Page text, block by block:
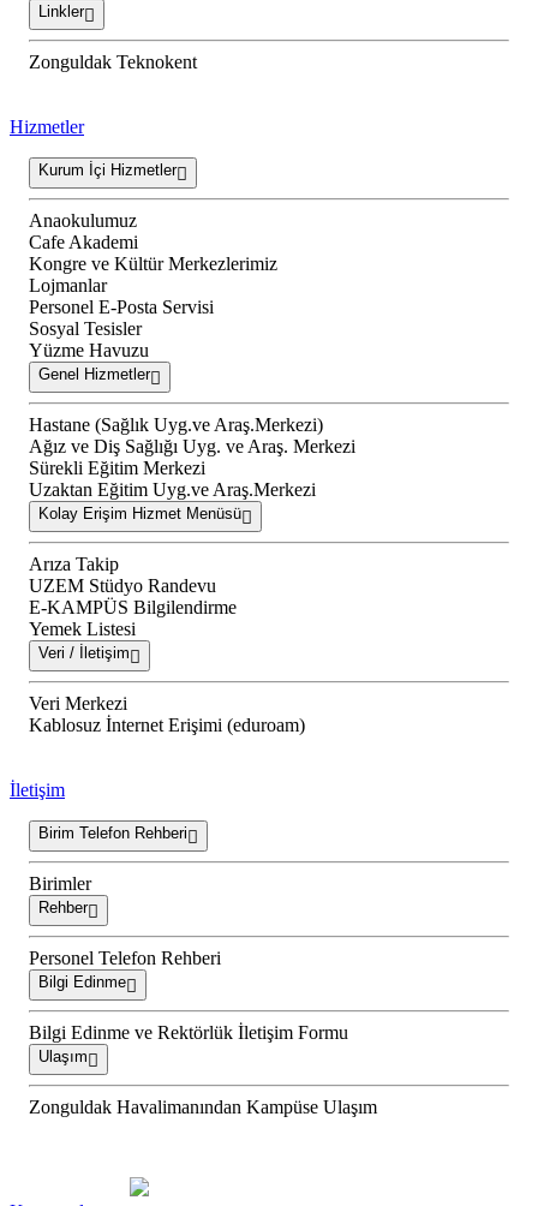
Linkler
Zonguldak Teknokent
Hizmetler
Kurum İçi Hizmetler
Anaokulumuz
Cafe Akademi
Kongre ve Kültür Merkezlerimiz
Lojmanlar
Personel E-Posta Servisi
Sosyal Tesisler
Yüzme Havuzu
Genel Hizmetler
Hastane (Sağlık Uyg.ve Araş.Merkezi)
Ağız ve Diş Sağlığı Uyg. ve Araş. Merkezi
Sürekli Eğitim Merkezi
Uzaktan Eğitim Uyg.ve Araş.Merkezi
Kolay Erişim Hizmet Menüsü
Arıza Takip
UZEM Stüdyo Randevu
E-KAMPÜS Bilgilendirme
Yemek Listesi
Veri / İletişim
Veri Merkezi
Kablosuz İnternet Erişimi (eduroam)
İletişim
Birim Telefon Rehberi
Birimler
Rehber
Personel Telefon Rehberi
Bilgi Edinme
Bilgi Edinme ve Rektörlük İletişim Formu
Ulaşım
Zonguldak Havalimanından Kampüse Ulaşım